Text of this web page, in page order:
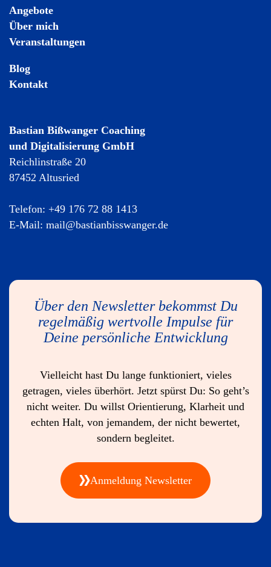
Angebote
Über mich
Veranstaltungen
Blog
Kontakt
Bastian Bißwanger Coaching
und Digitalisierung GmbH
Reichlinstraße 20
87452 Altusried
Telefon: +49 176 72 88 1413
E-Mail: mail@bastianbisswanger.de
Über den Newsletter bekommst Du
regelmäßig wertvolle Impulse für
Deine persönliche Entwicklung
Vielleicht hast Du lange funktioniert, vieles
getragen, vieles überhört. Jetzt spürst Du: So geht’s
nicht weiter. Du willst Orientierung, Klarheit und
echten Halt, von jemandem, der nicht bewertet,
sondern begleitet.
Anmeldung Newsletter